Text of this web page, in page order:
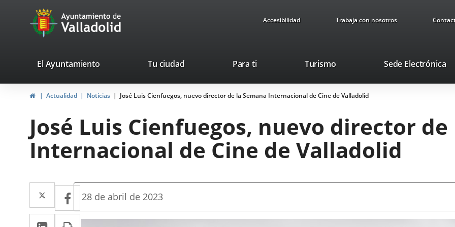
Portal
Web
Ayuntamiento
de
Valladolid
Accesibilidad Trabaja con nosotros
valladolid.es
El Ayuntamiento Tu ciudad Para ti TurismoThis
will
open
a
pop-
window.
Sede Electrónica
HomeActualidad Noticias José Luis Cienfuegos, nuevo director de la Semana Internacional de Cine de Valladolid
José Luis Cienfuegos, nuevo director de
Internacional de Cine de Valladolid
Twitter
Enlace
a
Facebook
Enlace
a
Linkedin
EnlacePrint
Fecha
la
28 de abril de 2023